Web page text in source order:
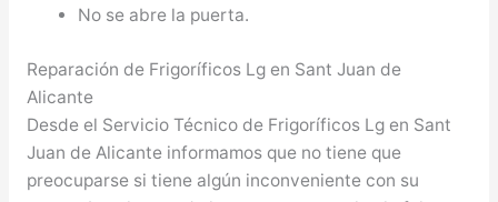
No se abre la puerta.
Reparación de Frigoríficos Lg en Sant Juan de
Alicante
Desde el Servicio Técnico de Frigoríficos Lg en Sant
Juan de Alicante informamos que no tiene que
preocuparse si tiene algún inconveniente con su